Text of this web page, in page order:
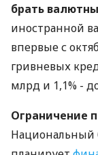
брать
иностранной
впервые с
гривневых
млрд и 1,1% -
Ограничение
Национальный